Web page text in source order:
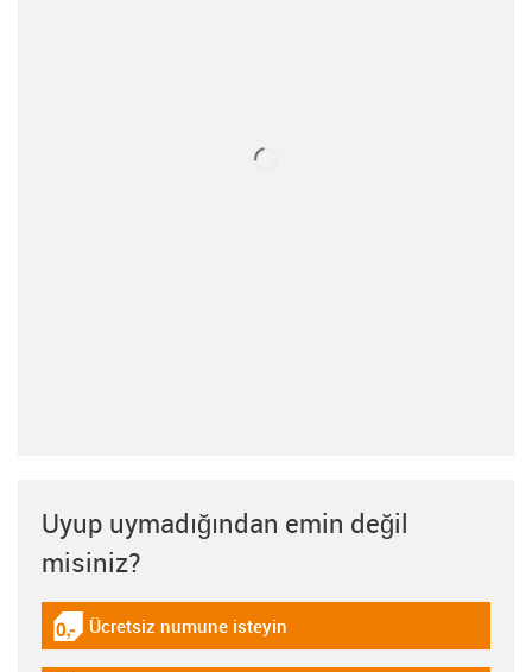
Uyup uymadığından emin değil
misiniz?
igus-icon-gratismuster
Ücretsiz numune isteyin